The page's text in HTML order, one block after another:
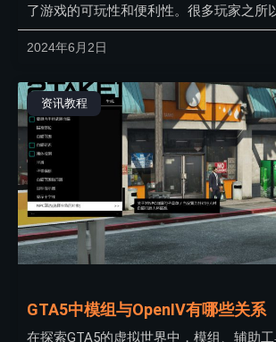
了游戏的可玩性和便利性。很多玩家之所
2024年6月2日
资讯教程
GTA5中模组与OpenIV有哪些关系
在探索GTA5的虚拟世界中，模组、辅助